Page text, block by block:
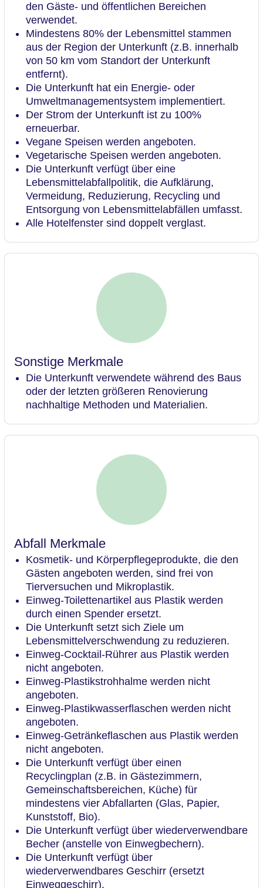
den Gäste- und öffentlichen Bereichen
verwendet.
Mindestens 80% der Lebensmittel stammen
aus der Region der Unterkunft (z.B. innerhalb
von 50 km vom Standort der Unterkunft
entfernt).
Die Unterkunft hat ein Energie- oder
Umweltmanagementsystem implementiert.
Der Strom der Unterkunft ist zu 100%
erneuerbar.
Vegane Speisen werden angeboten.
Vegetarische Speisen werden angeboten.
Die Unterkunft verfügt über eine
Lebensmittelabfallpolitik, die Aufklärung,
Vermeidung, Reduzierung, Recycling und
Entsorgung von Lebensmittelabfällen umfasst.
Alle Hotelfenster sind doppelt verglast.
Sonstige Merkmale
Die Unterkunft verwendete während des Baus
oder der letzten größeren Renovierung
nachhaltige Methoden und Materialien.
Abfall Merkmale
Kosmetik- und Körperpflegeprodukte, die den
Gästen angeboten werden, sind frei von
Tierversuchen und Mikroplastik.
Einweg-Toilettenartikel aus Plastik werden
durch einen Spender ersetzt.
Die Unterkunft setzt sich Ziele um
Lebensmittelverschwendung zu reduzieren.
Einweg-Cocktail-Rührer aus Plastik werden
nicht angeboten.
Einweg-Plastikstrohhalme werden nicht
angeboten.
Einweg-Plastikwasserflaschen werden nicht
angeboten.
Einweg-Getränkeflaschen aus Plastik werden
nicht angeboten.
Die Unterkunft verfügt über einen
Recyclingplan (z.B. in Gästezimmern,
Gemeinschaftsbereichen, Küche) für
mindestens vier Abfallarten (Glas, Papier,
Kunststoff, Bio).
Die Unterkunft verfügt über wiederverwendbare
Becher (anstelle von Einwegbechern).
Die Unterkunft verfügt über
wiederverwendbares Geschirr (ersetzt
Einweggeschirr).